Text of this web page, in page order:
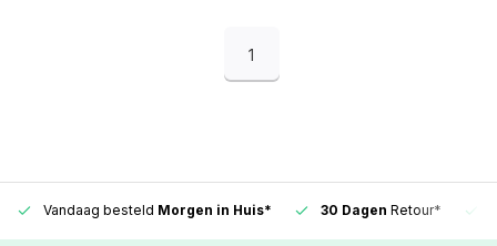
1
Vandaag besteld Morgen in Huis* 30 Dagen Retour*